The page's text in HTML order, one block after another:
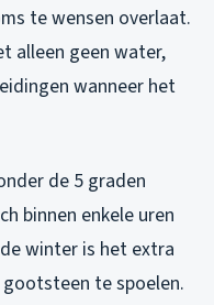
te wensen overlaat.
alleen geen water,
wanneer het
de 5 graden
binnen enkele uren
winter is het extra
te spoelen.